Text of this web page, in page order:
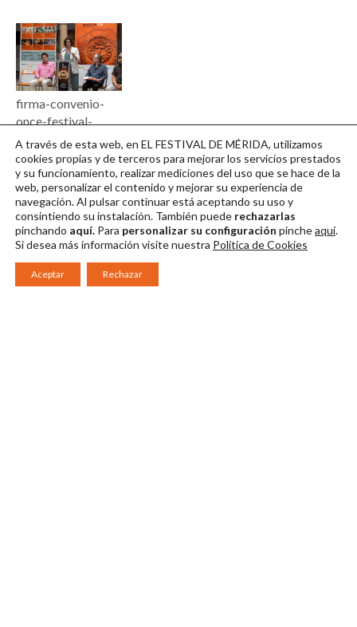
firma-convenio-
once-festival-
merida-2026-07-
jero-morales.webp
Descargar en alta
A través de esta web, en EL FESTIVAL DE MÉRIDA, utilizamos
cookies propias y de terceros para mejorar los servicios prestados
y su funcionamiento, realizar mediciones del uso que se hace de la
web, personalizar el contenido y mejorar su experiencia de
navegación. Al pulsar continuarestá aceptando su uso y
consintiendo su instalación. También puede rechazarlas
pinchando aquí. Para personalizar su configuración pincheaquí.
Si desea más información visite nuestra Política de Cookies
Aceptar Rechazar